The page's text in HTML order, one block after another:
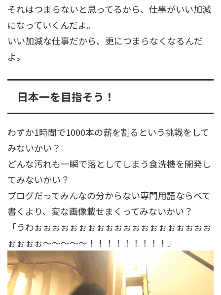
それはつまらないと思ってるから、仕事がいい加減
になっていくんだよ。
いい加減な仕事だから、更につまらなくなるんだ
よ。
日本一を目指そう！
わずか1時間で1000本の薪を割るという挑戦をして
みないかい？
どんな汚れも一瞬で落としてしまう食洗機を開発し
てみないかい？
ブログだってみんなの分からない専門用語ならべて
書くより、変な画像載せまくってみないかい？
「うわぉぉぉぉぉぉぉぉぉぉぉぉぉぉぉぉぉぉぉぉ
ぉぉぉぉ～～～～～！！！！！！！！！」